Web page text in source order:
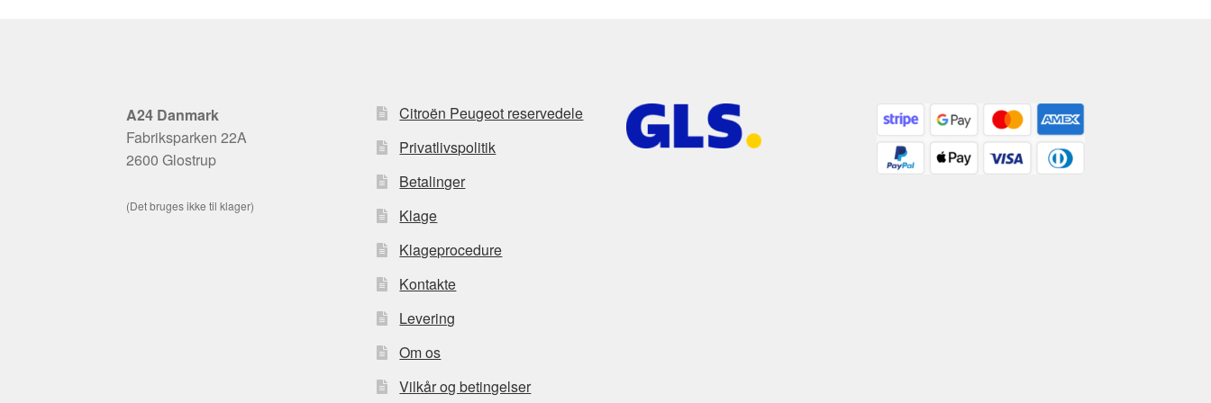
A24 Danmark
Fabriksparken 22A
2600 Glostrup
(Det bruges ikke til klager)
Citroën Peugeot reservedele
Privatlivspolitik
Betalinger
Klage
Klageprocedure
Kontakte
Levering
Om os
Vilkår og betingelser